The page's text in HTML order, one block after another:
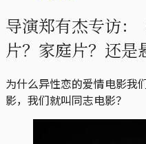
导演郑有杰专访：
片？家庭片？还是
为什么异性恋的爱情电影我
影，我们就叫同志电影？